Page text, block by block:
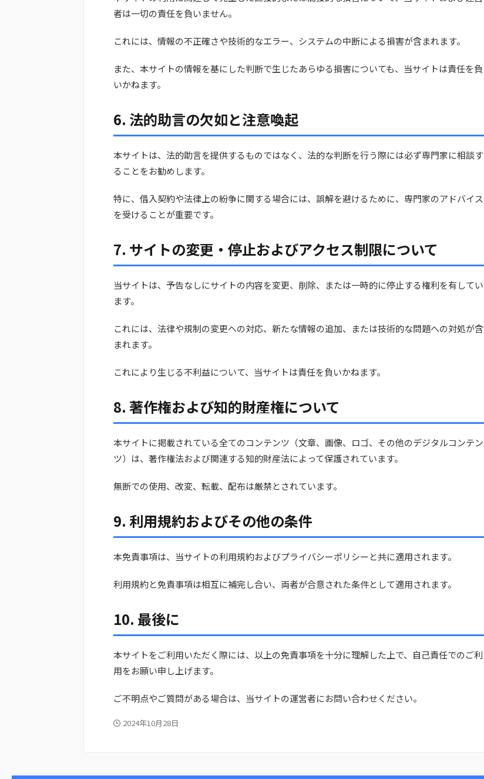
者は一切の責任を負いません。
これには、情報の不正確さや技術的なエラー、システムの中断による損害が含まれます。
また、本サイトの情報を基にした判断で生じたあらゆる損害についても、当サイトは責任を負
いかねます。
6. 法的助言の欠如と注意喚起
本サイトは、法的助言を提供するものではなく、法的な判断を行う際には必ず専門家に相談す
ることをお勧めします。
特に、借入契約や法律上の紛争に関する場合には、誤解を避けるために、専門家のアドバイス
を受けることが重要です。
7. サイトの変更・停止およびアクセス制限について
当サイトは、予告なしにサイトの内容を変更、削除、または一時的に停止する権利を有してい
ます。
これには、法律や規制の変更への対応、新たな情報の追加、または技術的な問題への対処が含
まれます。
これにより生じる不利益について、当サイトは責任を負いかねます。
8. 著作権および知的財産権について
本サイトに掲載されている全てのコンテンツ（文章、画像、ロゴ、その他のデジタルコンテン
ツ）は、著作権法および関連する知的財産法によって保護されています。
無断での使用、改変、転載、配布は厳禁とされています。
9. 利用規約およびその他の条件
本免責事項は、当サイトの利用規約およびプライバシーポリシーと共に適用されます。
利用規約と免責事項は相互に補完し合い、両者が合意された条件として適用されます。
10. 最後に
本サイトをご利用いただく際には、以上の免責事項を十分に理解した上で、自己責任でのご利
用をお願い申し上げます。
ご不明点やご質問がある場合は、当サイトの運営者にお問い合わせください。
2024年10月28日